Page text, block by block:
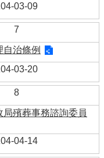
03-09
7
自治條例
03-20
8
殯葬事務諮詢委員
04-14